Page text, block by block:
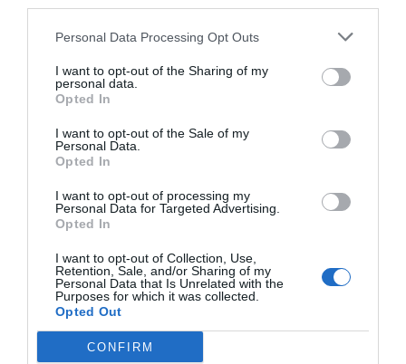
Personal Data Processing Opt Outs
I want to opt-out of the Sharing of my
personal data.
Opted In
I want to opt-out of the Sale of my
Personal Data.
Opted In
I want to opt-out of processing my
Personal Data for Targeted Advertising.
Opted In
I want to opt-out of Collection, Use,
Retention, Sale, and/or Sharing of my
Personal Data that Is Unrelated with the
Purposes for which it was collected.
Opted Out
CONFIRM